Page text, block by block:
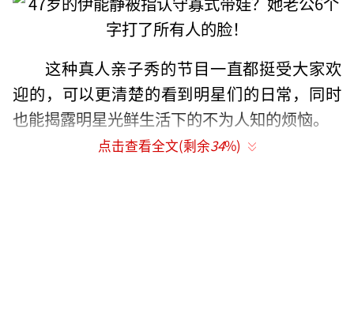
这种真人亲子秀的节目一直都挺受大家欢
迎的，可以更清楚的看到明星们的日常，同时
也能揭露明星光鲜生活下的不为人知的烦恼。
新一期的《妈妈是超人》才播出没几集，
点击查看全文(剩余34%)